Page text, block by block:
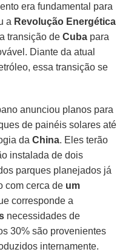
era fundamental para
a Revolução Energética
transição deCuba para
Diante da atual
essa transição se
anunciou planos para
de painéis solares até
daChina. Eles terão
instalada de dois
parques planejados já
com cerca de um
corresponde a
necessidades de
30% são provenientes
internamente.